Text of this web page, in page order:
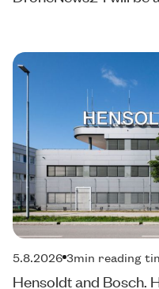
5.8.2026 3min reading
Hensoldt and Bosch.